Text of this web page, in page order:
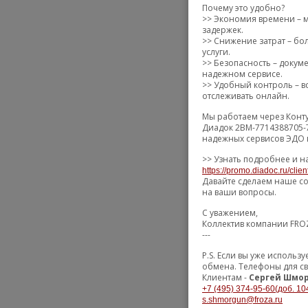
Почему это удобно?
>> Экономия времени –
задержек.
>> Снижение затрат –
услуги.
>> Безопасность –
надежном сервисе.
>> Удобный контроль –
отслеживать онлайн.
Мы работаем через
Диадок 2BM-
надежных сервисов ЭДО
>> Узнать подробнее и
https://promo.diadoc.ru/
Давайте сделаем наше
на ваши вопросы.
С уважением,
Коллектив компании
---
P.S. Если вы уже
обмена. Телефоны для
Клиентам - Сергей
+7 (495) 374-95-60(доб.
s.shmorgun@froza.ru